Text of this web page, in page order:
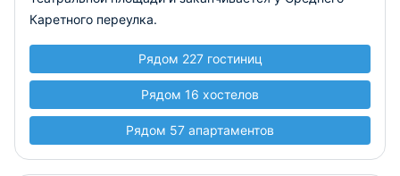
Каретного переулка.
Рядом 227 гостиниц
Рядом 16 хостелов
Рядом 57 апартаментов